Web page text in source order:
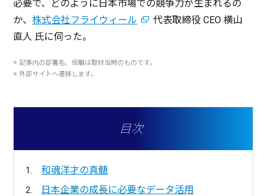
必要で、どのように日本市場での競争力が生まれるの
か、株式会社フライウィール 代表取締役 CEO 横山
直人 氏に伺った。
※記事内の部署名、役職は取材当時のものです。
※外部サイトへ遷移 します。
目次
和魂洋才の真髄
日本企業の成長に必要なデータ活用